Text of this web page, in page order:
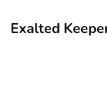
Exalted